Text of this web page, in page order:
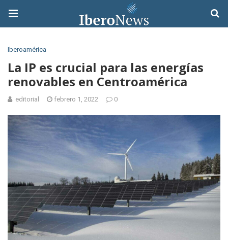
Iberoamérica
La IP es crucial para las energías
renovables en Centroamérica
editorial febrero 1, 2022 0